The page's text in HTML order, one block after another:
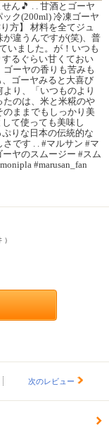
ん🎵 . . 甘酒とゴーヤ
ク(200ml) 冷凍ゴーヤ
】 材料を全てジュ
が違うんですが(笑)、普
いました。が！いつも
るぐらい甘くておい
ーヤの香りも苦みも
ゴーヤみると大喜び
り、「いつものより
たのは、米と米糀のや
のままでもしっかり美
て使っても美味し
りな日本の伝統的な
です . . #マルサン #マ
ヤのスムージー #スム
#marusan_fan
次のレビュー